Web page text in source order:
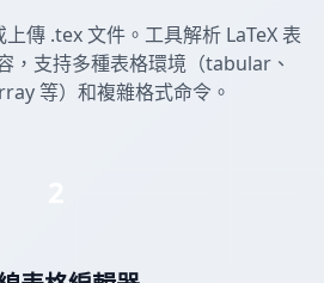
傳 .tex 文件。工具解析 LaTeX 表
，支持多種表格環境（tabular、
等）和複雜格式命令。